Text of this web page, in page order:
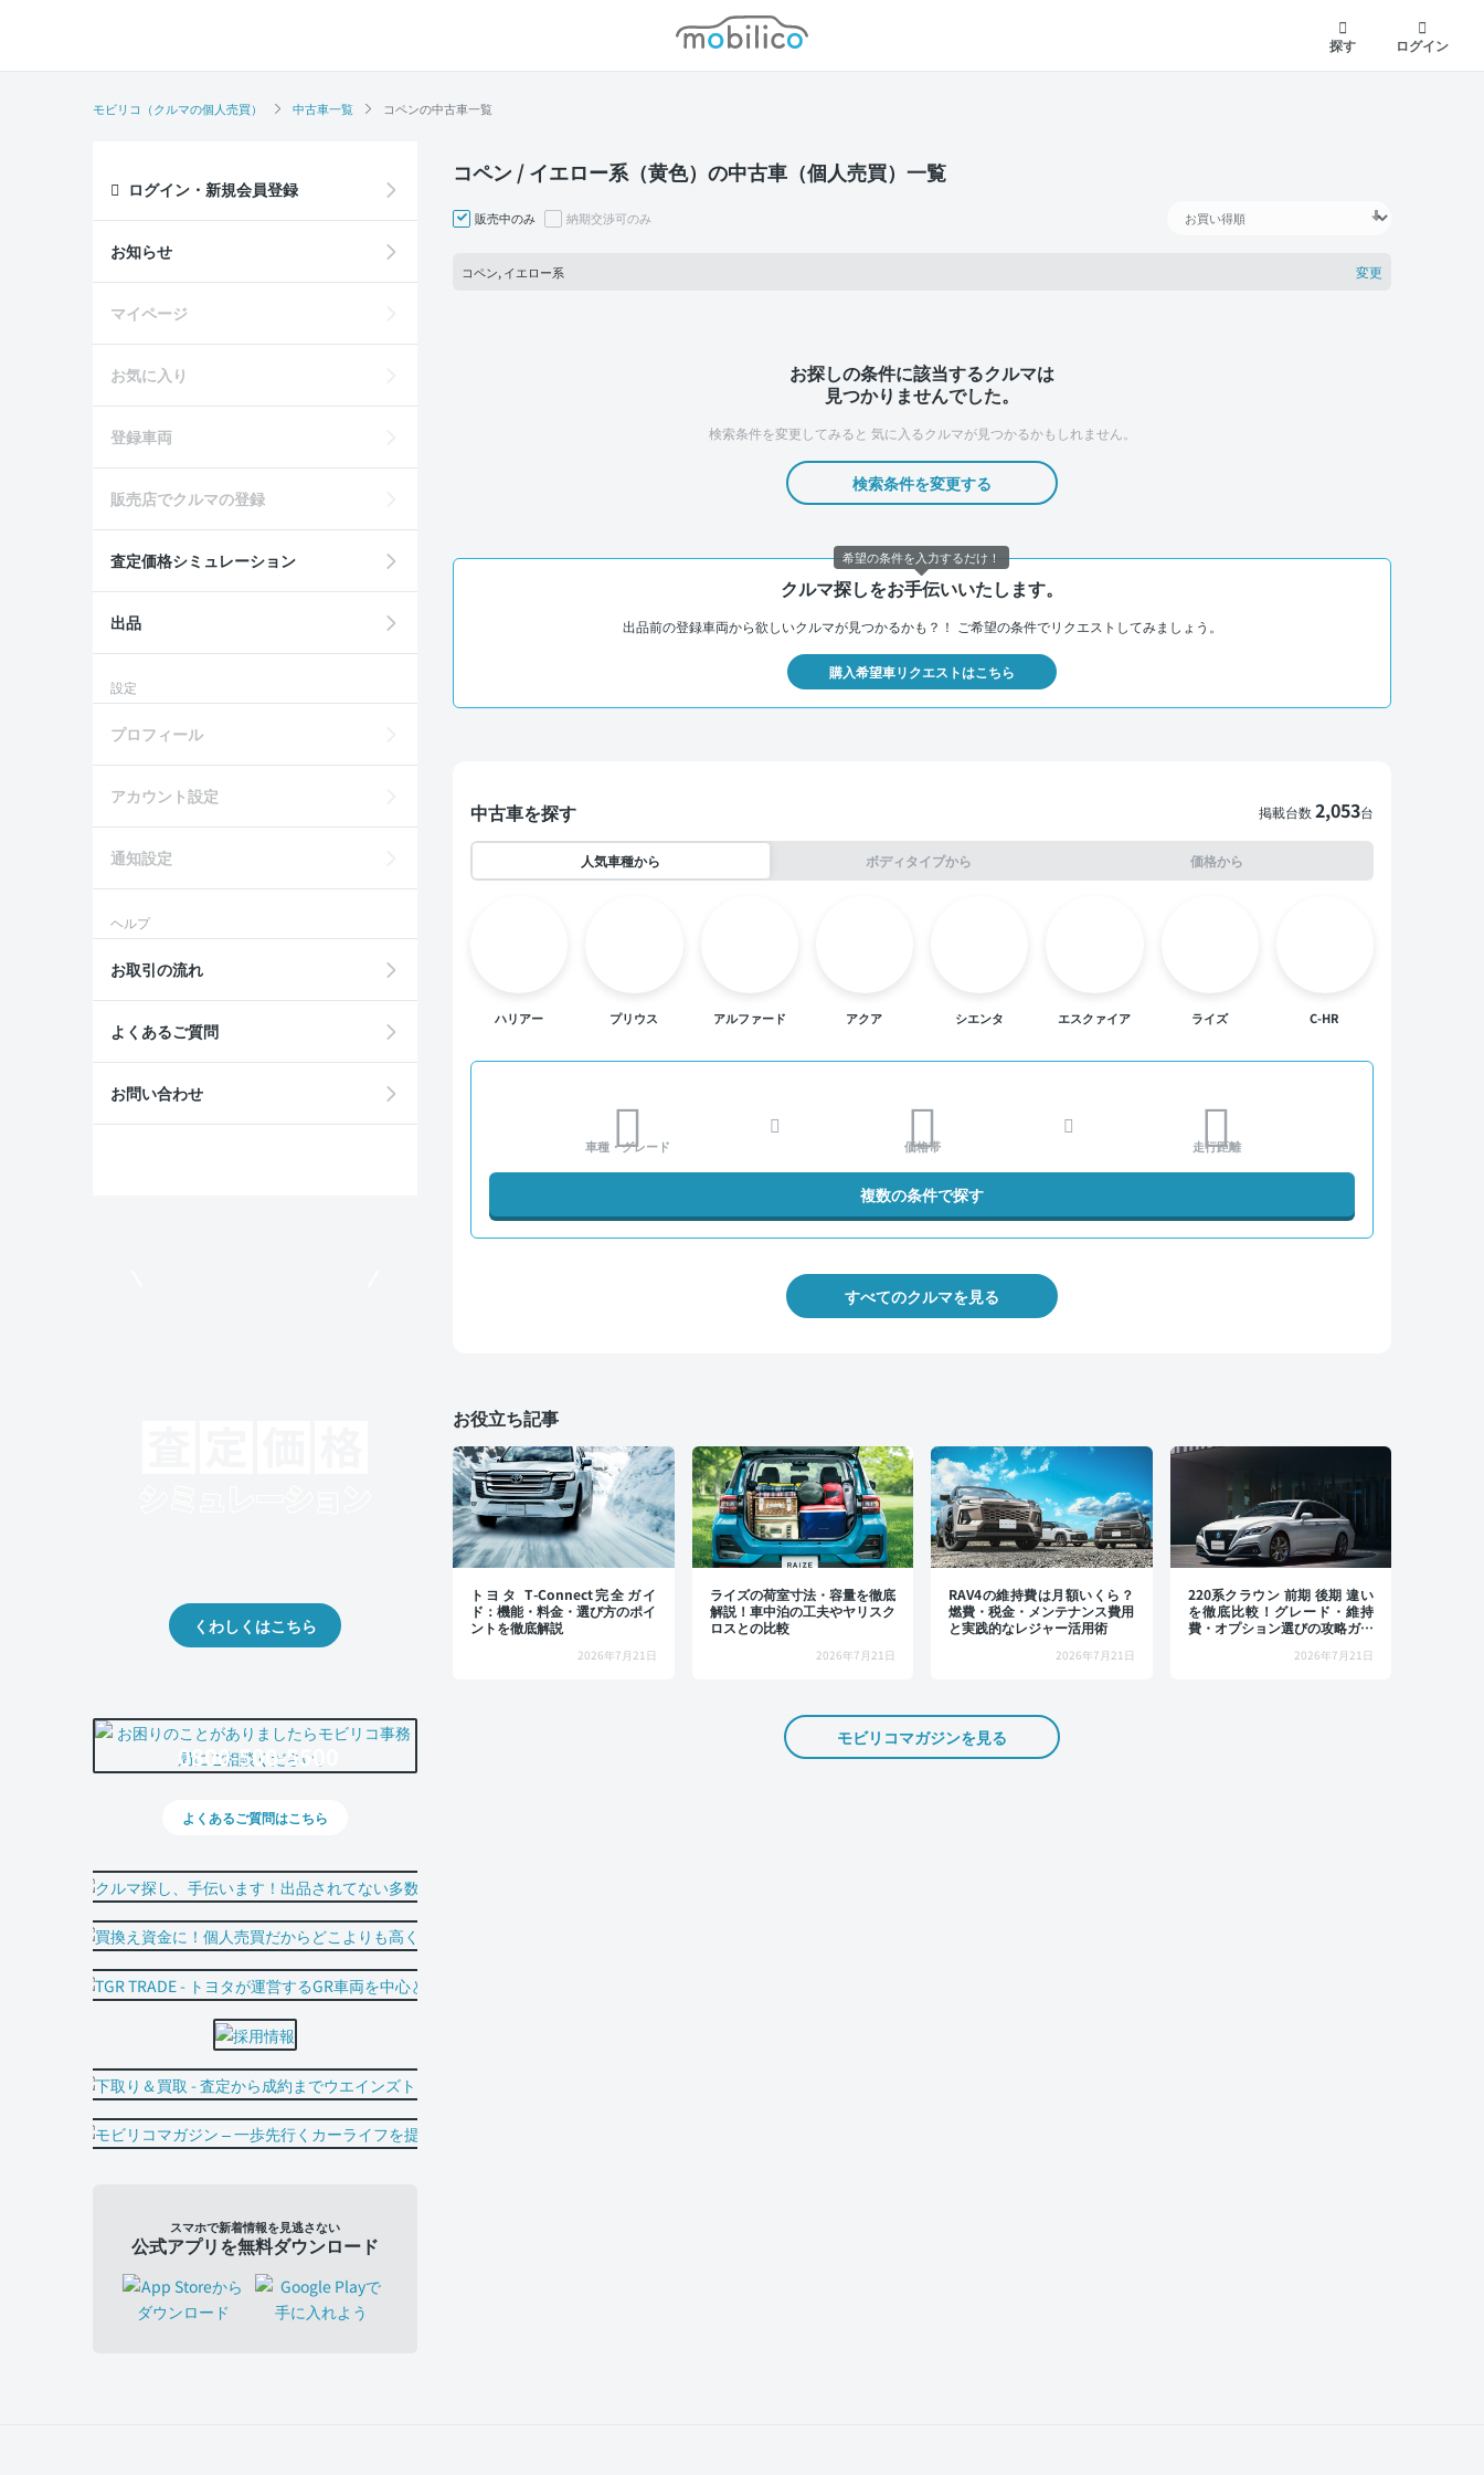
モビリコ
探す
ログイン
モビリコ（クルマの個人売買） 中古車一覧 コペンの中古車一覧
コペン / イエロー系（黄色）の中古車（個人売買）一覧
販売中のみ 納期交渉可のみ
コペン, イエロー系 変更
お探しの条件に該当するクルマは
見つかりませんでした。
検索条件を変更してみると 気に入るクルマが見つかるかもしれません。
検索条件を変更する
クルマ探しをお手伝いいたします。
出品前の登録車両から欲しいクルマが見つかるかも？！ ご希望の条件でリクエストしてみましょう。
購入希望車リクエストはこちら
中古車を探す 掲載台数2,053台
人気車種から ボディタイプから 価格から
ハリアー プリウス アルファード アクア シエンタ エスクァイア ライズ C-HR
車種・グレード 価格帯 走行距離
複数の条件で探す
すべてのクルマを見る
お役立ち記事
トヨタ T-Connect完全ガイ
ド：機能・料金・選び方のポイ
ントを徹底解説
2026年7月21日
ライズの荷室寸法・容量を徹底
解説！車中泊の工夫やヤリスク
ロスとの比較
2026年7月21日
RAV4の維持費は月額いくら？
燃費・税金・メンテナンス費用
と実践的なレジャー活用術
2026年7月21日
220系クラウン 前期 後期 違い
を徹底比較！グレード・維持
費・オプション選びの攻略ガイ
2026年7月21日
モビリコマガジンを見る
ログイン・新規会員登録
お知らせ
マイページ
お気に入り
登録車両
販売店でクルマの登録
査定価格シミュレーション
出品
設定
プロフィール
アカウント設定
通知設定
ヘルプ
お取引の流れ
よくあるご質問
お問い合わせ
くわしくはこちら
0800-500-5500
よくあるご質問はこちら
スマホで新着情報を見逃さない
公式アプリを無料ダウンロード
希望の条件を入力するだけ！